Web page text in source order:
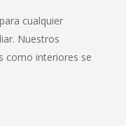
cualquier
Nuestros
como interiores se